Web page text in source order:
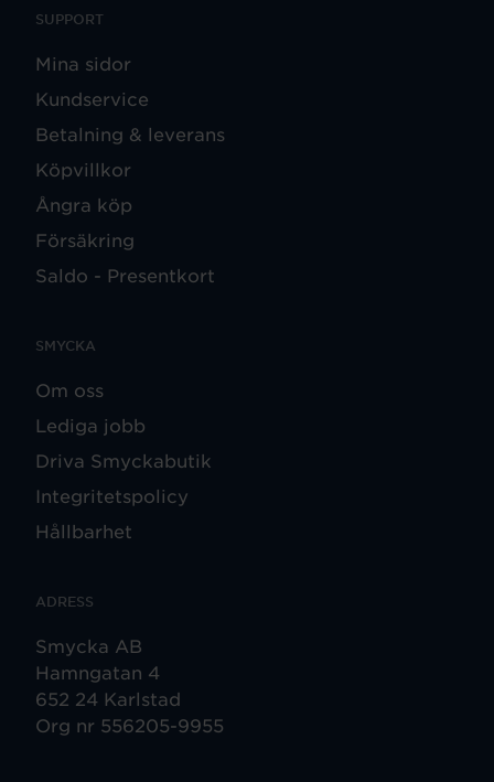
SUPPORT
Mina sidor
Kundservice
Betalning & leverans
Köpvillkor
Ångra köp
Försäkring
Saldo - Presentkort
SMYCKA
Om oss
Lediga jobb
Driva Smyckabutik
Integritetspolicy
Hållbarhet
ADRESS
Smycka AB
Hamngatan 4
652 24 Karlstad
Org nr 556205-9955